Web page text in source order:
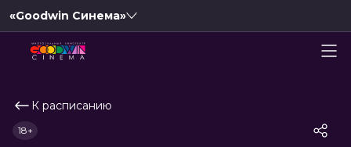
«Goodwin Синема»
К расписанию
18+